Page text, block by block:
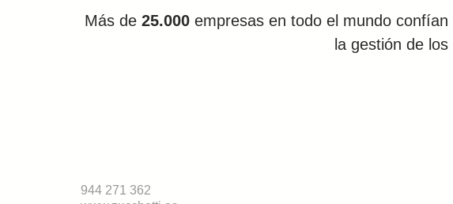
Más de 25.000 empresas en todo el mundo
la gestión de
944 271 362